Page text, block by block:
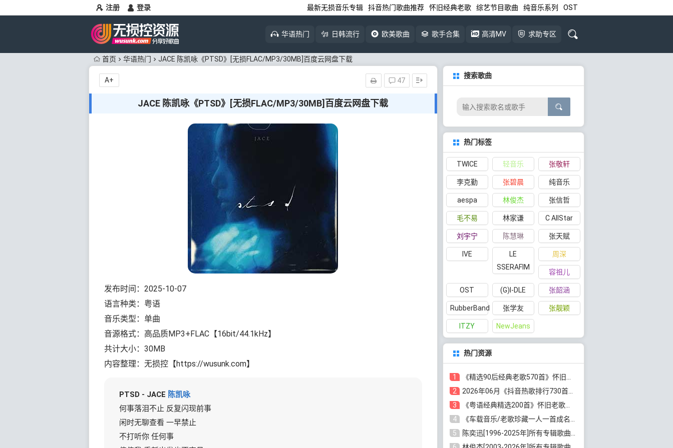
注册 登录 最新无损音乐专辑 抖音热门歌曲推荐 怀旧经典老歌 综艺节目歌曲 纯音乐系列 OST
华语热门 日韩流行 欧美歌曲 歌手合集 高清MV 求助专区
首页 华语热门 JACE 陈凯咏《PTSD》[无损FLAC/MP3/30MB]百度云网盘下载
JACE 陈凯咏《PTSD》[无损FLAC/MP3/30MB]百度云网盘下载
47
A+
发布时间：2025-10-07
语言种类：粤语
音乐类型：单曲
音源格式：高品质MP3+FLAC【16bit/44.1kHz】
共计大小：30MB
内容整理：无损控【https://wusunk.com】
PTSD - JACE 陈凯咏
何事落泪不止 反复闪现前事
闲时无聊查看 一早禁止
不打听你 任何事
搜索歌曲
热门标签
TWICE 轻音乐 张敬轩
李克勤 张碧晨 纯音乐
aespa 林俊杰 张信哲
毛不易 林家谦 C AllStar
刘宇宁 陈慧琳 张天赋
IVE
LE
SSERAFIM
周深
容祖儿
OST (G)I-DLE 张韶涵
RubberBand 张学友 张靓颖
ITZY NewJeans
热门资源
1
《精选90后经典老歌570首》怀旧歌曲合集[高品质MP3/320K/5.44GB]百度云网盘下载
2
2026年06月《抖音热歌排行730首》最火热门歌曲整理[高品质MP3/320K/5.35GB]百度云网盘下载
3
《粤语经典精选200首》怀旧老歌大全[无损FLAC/MP3/6.77GB]百度云网盘下载
4
《车载音乐/老歌珍藏一人一首成名曲12CD》[无损WAV分轨+MP3/6.79GB]百度云网盘下载
5
陈奕迅[1996-2025年]所有专辑歌曲合集[无损FLAC/MP3/48.18GB]百度云网盘下载